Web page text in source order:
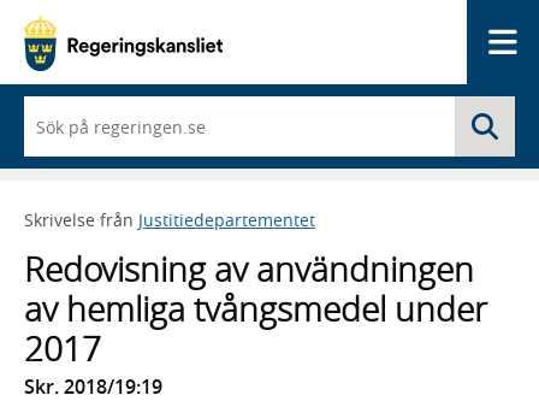
du
börjar
skriva
framträder
lista
med
sökförslag
Skrivelse från Justitiedepartementet
Redovisning av användningen
av hemliga tvångsmedel under
2017
Skr. 2018/19:19